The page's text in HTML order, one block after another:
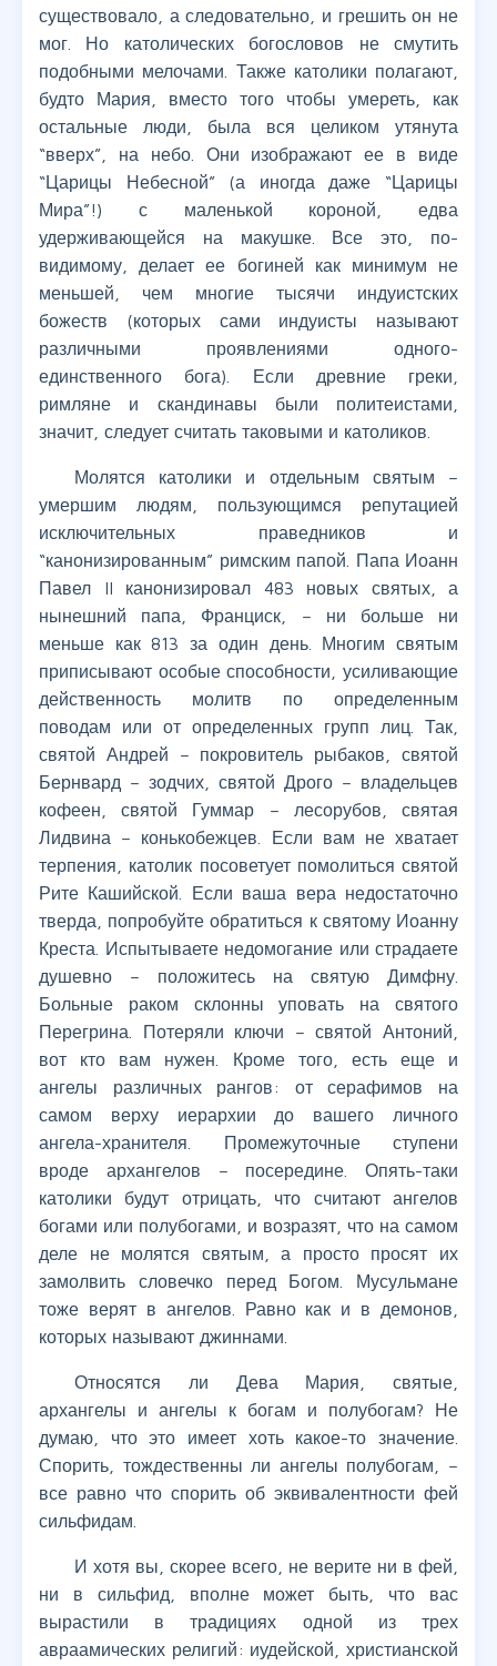
существовало, а следовательно, и грешить он не
мог. Но католических богословов не смутить
подобными мелочами. Также католики полагают,
будто Мария, вместо того чтобы умереть, как
остальные люди, была вся целиком утянута
“вверх”, на небо. Они изображают ее в виде
“Царицы Небесной” (а иногда даже “Царицы
Мира”!) с маленькой короной, едва
удерживающейся на макушке. Все это, по-
видимому, делает ее богиней как минимум не
меньшей, чем многие тысячи индуистских
божеств (которых сами индуисты называют
различными проявлениями одного-
единственного бога). Если древние греки,
римляне и скандинавы были политеистами,
значит, следует считать таковыми и католиков.
Молятся католики и отдельным святым –
умершим людям, пользующимся репутацией
исключительных праведников и
“канонизированным” римским папой. Папа Иоанн
Павел II канонизировал 483 новых святых, а
нынешний папа, Франциск, – ни больше ни
меньше как 813 за один день. Многим святым
приписывают особые способности, усиливающие
действенность молитв по определенным
поводам или от определенных групп лиц. Так,
святой Андрей – покровитель рыбаков, святой
Бернвард – зодчих, святой Дрого – владельцев
кофеен, святой Гуммар – лесорубов, святая
Лидвина – конькобежцев. Если вам не хватает
терпения, католик посоветует помолиться святой
Рите Кашийской. Если ваша вера недостаточно
тверда, попробуйте обратиться к святому Иоанну
Креста. Испытываете недомогание или страдаете
душевно – положитесь на святую Димфну.
Больные раком склонны уповать на святого
Перегрина. Потеряли ключи – святой Антоний,
вот кто вам нужен. Кроме того, есть еще и
ангелы различных рангов: от серафимов на
самом верху иерархии до вашего личного
ангела-хранителя. Промежуточные ступени
вроде архангелов – посередине. Опять-таки
католики будут отрицать, что считают ангелов
богами или полубогами, и возразят, что на самом
деле не молятся святым, а просто просят их
замолвить словечко перед Богом. Мусульмане
тоже верят в ангелов. Равно как и в демонов,
которых называют джиннами.
Относятся ли Дева Мария, святые,
архангелы и ангелы к богам и полубогам? Не
думаю, что это имеет хоть какое-то значение.
Спорить, тождественны ли ангелы полубогам, –
все равно что спорить об эквивалентности фей
сильфидам.
И хотя вы, скорее всего, не верите ни в фей,
ни в сильфид, вполне может быть, что вас
вырастили в традициях одной из трех
авраамических религий: иудейской, христианской